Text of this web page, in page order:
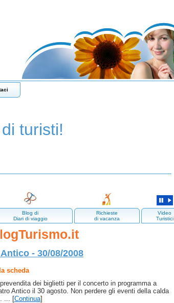
turisti!
Blog di
Diari di viaggio
Richieste
di vacanza
Video
Turistici
- 30/08/2008
scheda
dei biglietti per il concerto in programma a
Antico il 30 agosto. Non perdere gli eventi della calda
... [Continua]